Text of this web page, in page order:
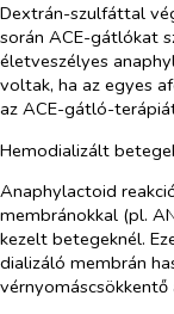
Dextrán-szulfáttal
során ACE-gátlókat
életveszélyes
voltak, ha az egyes
az ACE-gátló-
Hemodializált
Anaphylactoid
membránokkal (pl.
kezelt betegeknél.
dializáló membrán
vérnyomáscsökkentő